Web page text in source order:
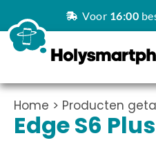
Voor 16:00
Home > Producten
Edge S6 Plus